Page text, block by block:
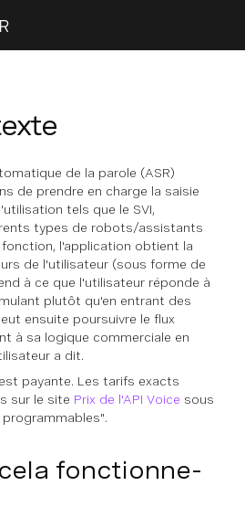
de la parole (ASR)
de prendre en charge la saisie
tels que le SVI,
types de robots/assistants
l'application obtient la
de l'utilisateur (sous forme de
à ce que l'utilisateur réponde à
plutôt qu'en entrant des
ensuite poursuivre le flux
à sa logique commerciale en
a dit.
payante. Les tarifs exacts
sur le site Prix de l'API Voice sous
fonctionne-